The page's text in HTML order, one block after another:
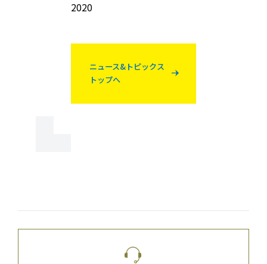
2020
ニュース&トピックス
トップへ